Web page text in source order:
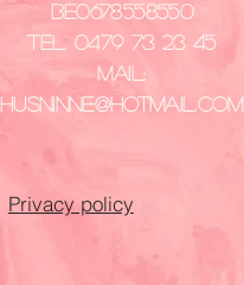
​BE0678558550
Tel. 0479 73 23 45
Mail:
husninne@hotmail.com
Privacy policy